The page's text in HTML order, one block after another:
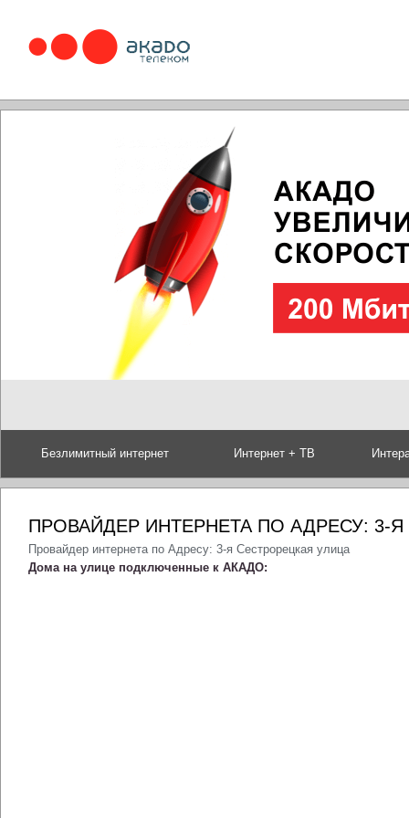
Безлимитный интернет Интернет + ТВ
ПРОВАЙДЕР ИНТЕРНЕТА ПО АДРЕСУ: 3-
Провайдер интернета по Адресу: 3-я Сестрорецкая улица
Дома на улице подключенные к АКАДО: